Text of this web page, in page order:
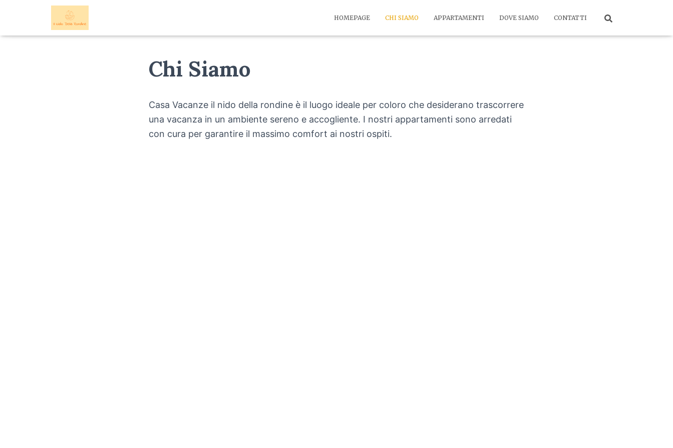
HOMEPAGE CHI SIAMO APPARTAMENTI DOVE SIAMO CONTATTI
Chi Siamo
Casa Vacanze il nido della rondine è il luogo ideale per coloro che desiderano trascorrere
una vacanza in un ambiente sereno e accogliente. I nostri appartamenti sono arredati
con cura per garantire il massimo comfort ai nostri ospiti.